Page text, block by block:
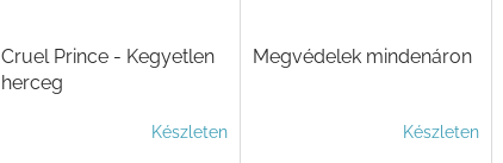
Cruel Prince - Kegyetlen
herceg
Készleten
Megvédelek mindenáron
Készleten